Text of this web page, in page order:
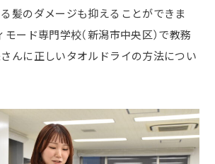
髪のダメージも抑えることができま
モード専門学校（新潟市中央区）で教務
んに正しいタオルドライの方法につい